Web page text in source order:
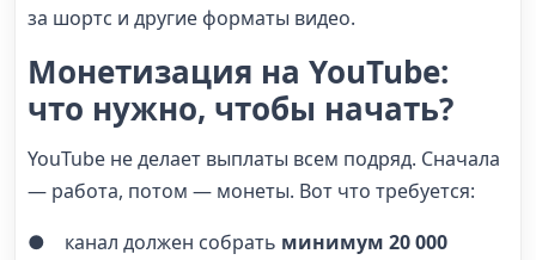
за шортс и другие форматы видео.
Монетизация на YouTube:
что нужно, чтобы начать?
YouTube не делает выплаты всем подряд. Сначала
— работа, потом — монеты. Вот что требуется:
● канал должен собрать минимум 20 000